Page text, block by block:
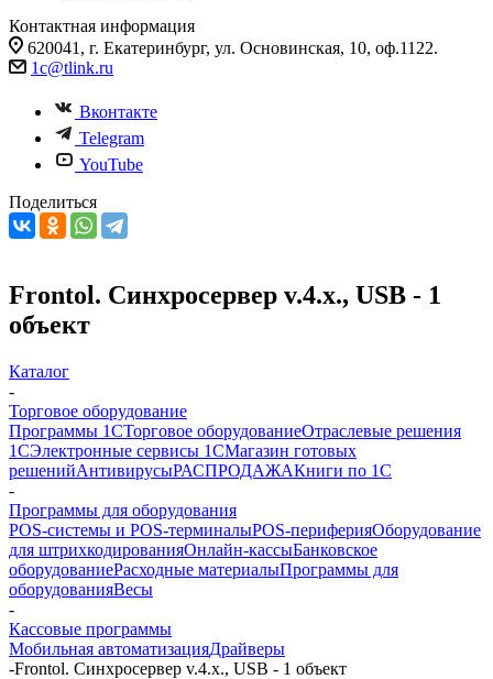
Контактная информация
620041, г. Екатеринбург, ул. Основинская, 10, оф.1122.
1c@tlink.ru
Вконтакте
Telegram
YouTube
Поделиться
Frontol. Синхросервер v.4.x., USB - 1
объект
Каталог
-
Торговое оборудование
Программы 1СТорговое оборудованиеОтраслевые решения
1СЭлектронные сервисы 1СМагазин готовых
решенийАнтивирусыРАСПРОДАЖАКниги по 1С
-
Программы для оборудования
POS-системы и POS-терминалыPOS-периферияОборудование
для штрихкодированияОнлайн-кассыБанковское
оборудованиеРасходные материалыПрограммы для
оборудованияВесы
-
Кассовые программы
Мобильная автоматизацияДрайверы
-Frontol. Синхросервер v.4.x., USB - 1 объект